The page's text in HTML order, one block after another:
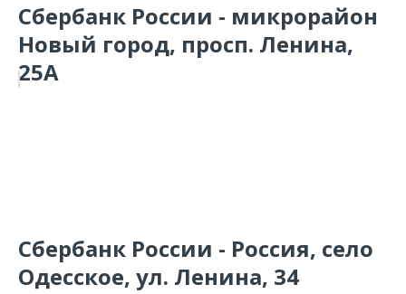
Сбербанк России - микрорайон
Новый город, просп. Ленина,
25А
Сбербанк России - Россия, село
Одесское, ул. Ленина, 34